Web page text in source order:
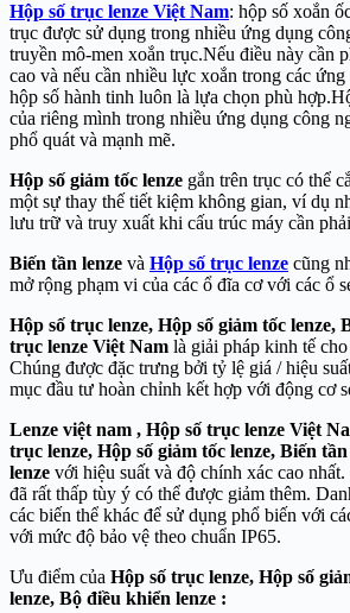
Hộp số trục lenze Việt Nam: hộp số xoắn
trục được sử dụng trong nhiều ứng dụng
truyền mô-men xoắn trục.Nếu điều này cần
cao và nếu cần nhiều lực xoắn trong các
hộp số hành tinh luôn là lựa chọn phù
của riêng mình trong nhiều ứng dụng công
phổ quát và mạnh mẽ.
Hộp số giảm tốc lenze gắn trên trục có thể
một sự thay thế tiết kiệm không gian, ví dụ
lưu trữ và truy xuất khi cấu trúc máy cần
Biến tần lenze và Hộp số trục lenze cũng
mở rộng phạm vi của các ổ đĩa cơ với các ổ
Hộp số trục lenze, Hộp số giảm tốc lenze,
trục lenze Việt Nam là giải pháp kinh tế
Chúng được đặc trưng bởi tỷ lệ giá / hiệu
mục đầu tư hoàn chỉnh kết hợp với động cơ
Lenze việt nam , Hộp số trục lenze Việt
trục lenze, Hộp số giảm tốc lenze, Biến
lenze với hiệu suất và độ chính xác cao
đã rất thấp tùy ý có thể được giảm thêm.
các biến thể khác để sử dụng phổ biến với
với mức độ bảo vệ theo chuẩn IP65.
Ưu điểm của Hộp số trục lenze, Hộp số
lenze, Bộ điều khiển lenze :